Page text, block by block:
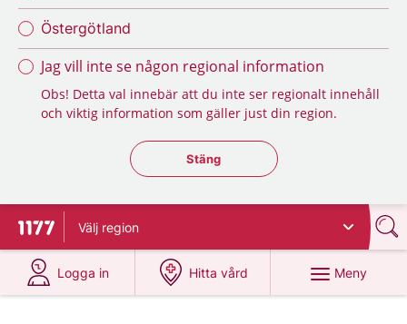
Östergötland
Jag vill inte se någon regional information
Obs! Detta val innebär att du inte ser regionalt innehåll
och viktig information som gäller just din region.
Stäng regionsväljaren
Stäng
Till startsidan för 1177
Välj region
Logga in
på 1177.se
Hitta vård
på 1177.se
Meny